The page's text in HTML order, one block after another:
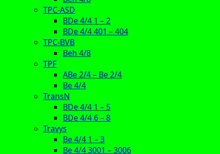
TPC-ASD
BDe 4/4 1 – 2
BDe 4/4 401 – 404
TPC-BVB
Beh 4/8
TPF
ABe 2/4 – Be 2/4
Be 4/4
TransN
BDe 4/4 1 – 5
BDe 4/4 6 – 8
Travys
Be 4/4 1 – 3
Be 4/4 3001 – 3006